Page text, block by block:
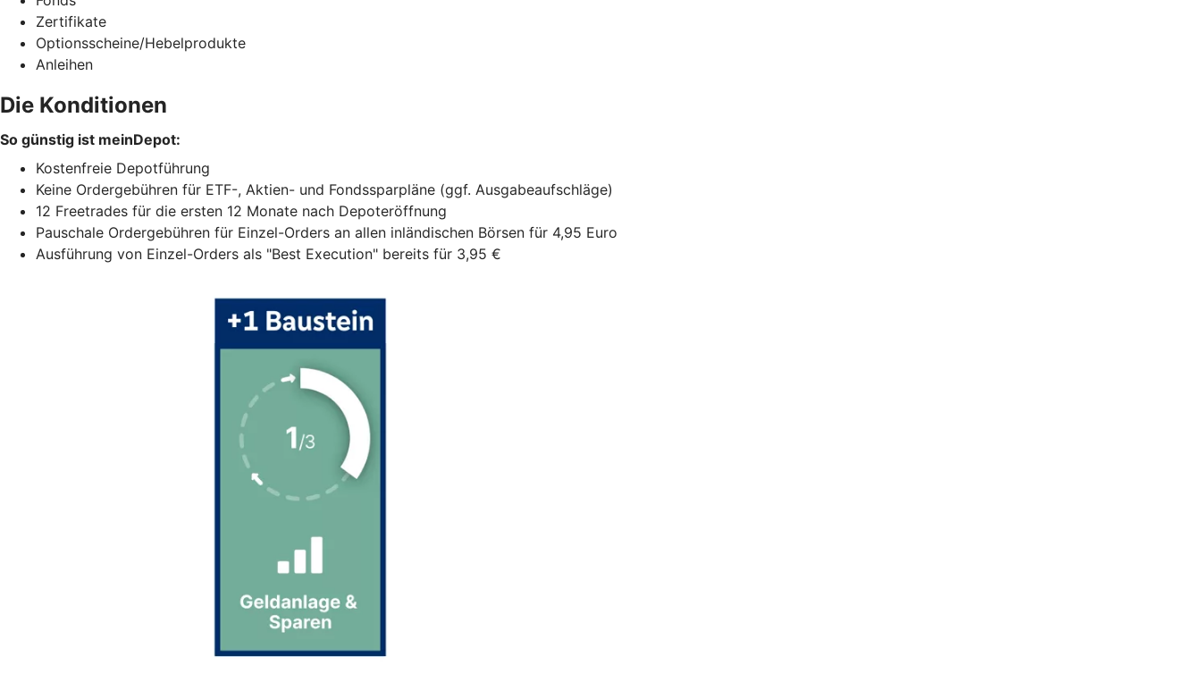
Zertifikate
Optionsscheine/Hebelprodukte
Anleihen
Die Konditionen
So günstig ist meinDepot:
Kostenfreie Depotführung
Keine Ordergebühren für ETF-, Aktien- und Fondssparpläne (ggf. Ausgabeaufschläge)
12 Freetrades für die ersten 12 Monate nach Depoteröffnung
Pauschale Ordergebühren für Einzel-Orders an allen inländischen Börsen für 4,95 Euro
Ausführung von Einzel-Orders als "Best Execution" bereits für 3,95 €